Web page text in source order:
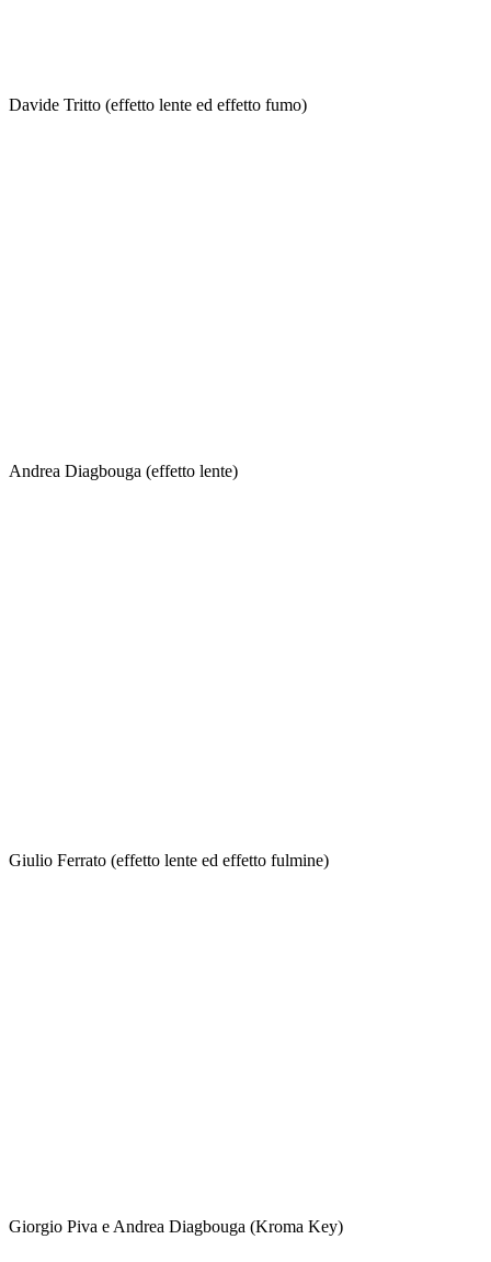
Davide Tritto (effetto lente ed effetto fumo)
Andrea Diagbouga (effetto lente)
Giulio Ferrato (effetto lente ed effetto fulmine)
Giorgio Piva e Andrea Diagbouga (Kroma Key)